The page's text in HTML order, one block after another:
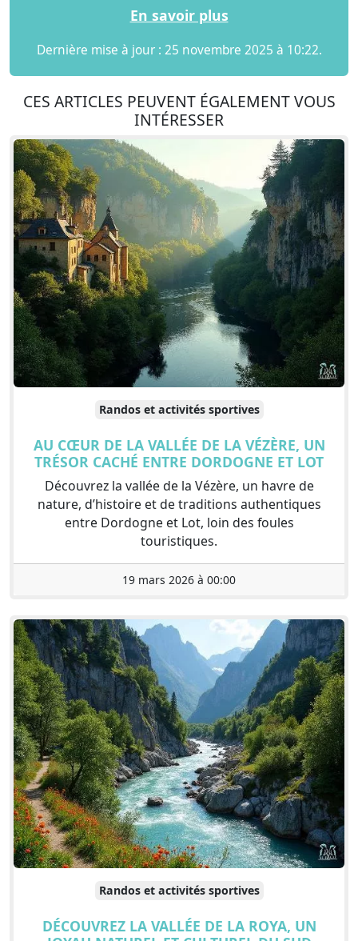
En savoir plus
Dernière mise à jour : 25 novembre 2025 à 10:22.
CES ARTICLES PEUVENT ÉGALEMENT VOUS
INTÉRESSER
Randos et activités sportives
AU CŒUR DE LA VALLÉE DE LA VÉZÈRE, UN
TRÉSOR CACHÉ ENTRE DORDOGNE ET LOT
Découvrez la vallée de la Vézère, un havre de
nature, d’histoire et de traditions authentiques
entre Dordogne et Lot, loin des foules
touristiques.
19 mars 2026 à 00:00
Randos et activités sportives
DÉCOUVREZ LA VALLÉE DE LA ROYA, UN